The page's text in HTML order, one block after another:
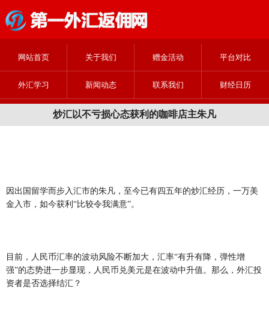
网站首页 关于我们 赠金活动 平台对比
外汇学习 新闻动态 联系我们 财经日历
炒汇以不亏损心态获利的咖啡店主朱凡
因出国留学而步入汇市的朱凡，至今已有四五年的炒汇经历，一万美
金入市，如今获利“比较令我满意”。
目前，人民币汇率的波动风险不断加大，汇率“有升有降，弹性增
强”的态势进一步显现，人民币兑美元是在波动中升值。那么，外汇投
资者是否选择结汇？